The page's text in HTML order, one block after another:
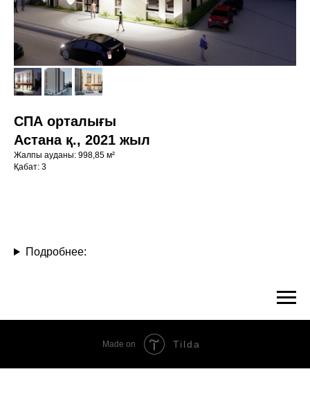
СПА орталығы
Астана қ., 2021 жыл
Жалпы ауданы: 998,85 м²
Қабат: 3
Подробнее:
Made on Tilda